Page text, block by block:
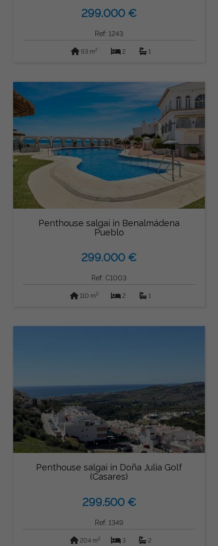
299.000 €
Ref: 1243
93 m2 2 1
Penthouse salgai in Benalmádena
Pueblo
299.000 €
Ref: C1003
110 m2 2 1
Penthouse salgai in Doña Julia Golf
(Casares)
299.500 €
Ref: 1349
204 m2 3 2